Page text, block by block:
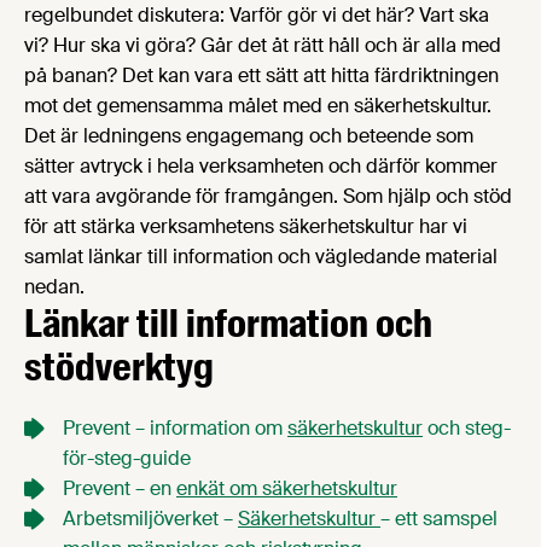
regelbundet diskutera: Varför gör vi det här? Vart ska
vi? Hur ska vi göra? Går det åt rätt håll och är alla med
på banan? Det kan vara ett sätt att hitta färdriktningen
mot det gemensamma målet med en säkerhetskultur.
Det är ledningens engagemang och beteende som
sätter avtryck i hela verksamheten och därför kommer
att vara avgörande för framgången. Som hjälp och stöd
för att stärka verksamhetens säkerhetskultur har vi
samlat länkar till information och vägledande material
nedan.
Länkar till information och
stödverktyg
Prevent – information omsäkerhetskulturoch steg-
för-steg-guide
Prevent – enenkät om säkerhetskultur
Arbetsmiljöverket –Säkerhetskultur– ett samspel